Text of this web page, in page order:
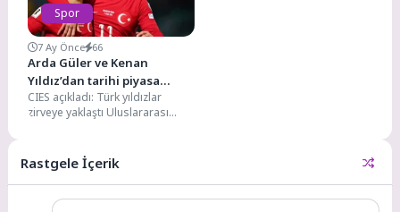
Spor
7 Ay Önce 66
Arda Güler ve Kenan
Yıldız’dan tarihi piyasa
değeri başarısı
CIES açıkladı: Türk yıldızlar
zirveye yaklaştı Uluslararası
Rastgele İçerik